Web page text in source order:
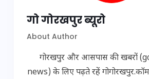
गो गोरखपुर ब्यूरो
About Author
गोरखपुर और आसपास की खबरों
news) के लिए पढ़ते रहें